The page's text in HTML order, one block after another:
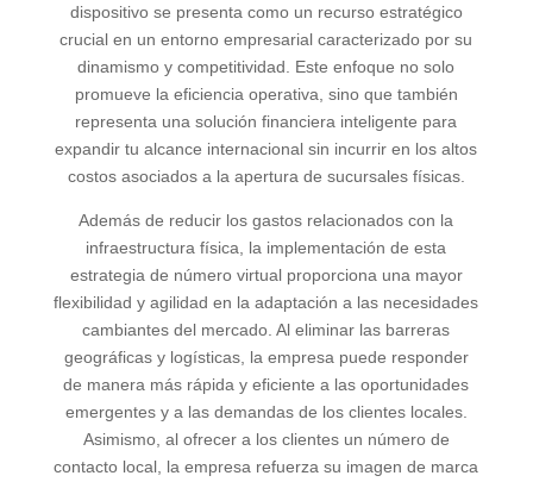
dispositivo se presenta como un recurso estratégico
crucial en un entorno empresarial caracterizado por su
dinamismo y competitividad. Este enfoque no solo
promueve la eficiencia operativa, sino que también
representa una solución financiera inteligente para
expandir tu alcance internacional sin incurrir en los altos
costos asociados a la apertura de sucursales físicas.
Además de reducir los gastos relacionados con la
infraestructura física, la implementación de esta
estrategia de número virtual proporciona una mayor
flexibilidad y agilidad en la adaptación a las necesidades
cambiantes del mercado. Al eliminar las barreras
geográficas y logísticas, la empresa puede responder
de manera más rápida y eficiente a las oportunidades
emergentes y a las demandas de los clientes locales.
Asimismo, al ofrecer a los clientes un número de
contacto local, la empresa refuerza su imagen de marca